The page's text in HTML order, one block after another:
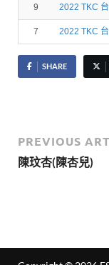
9 2022 TKC
7 2022 TKC
SHARE
PREVIOUS
陳玟杏(陳杏兒)